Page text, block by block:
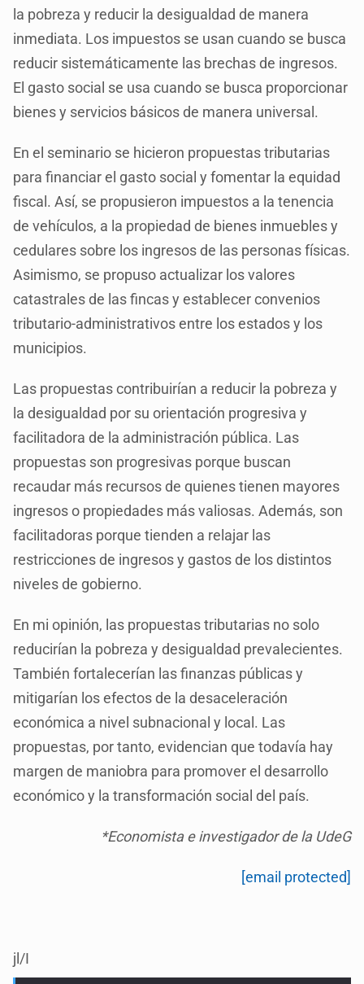
la pobreza y reducir la desigualdad de manera
inmediata. Los impuestos se usan cuando se busca
reducir sistemáticamente las brechas de ingresos.
El gasto social se usa cuando se busca proporcionar
bienes y servicios básicos de manera universal.
En el seminario se hicieron propuestas tributarias
para financiar el gasto social y fomentar la equidad
fiscal. Así, se propusieron impuestos a la tenencia
de vehículos, a la propiedad de bienes inmuebles y
cedulares sobre los ingresos de las personas físicas.
Asimismo, se propuso actualizar los valores
catastrales de las fincas y establecer convenios
tributario-administrativos entre los estados y los
municipios.
Las propuestas contribuirían a reducir la pobreza y
la desigualdad por su orientación progresiva y
facilitadora de la administración pública. Las
propuestas son progresivas porque buscan
recaudar más recursos de quienes tienen mayores
ingresos o propiedades más valiosas. Además, son
facilitadoras porque tienden a relajar las
restricciones de ingresos y gastos de los distintos
niveles de gobierno.
En mi opinión, las propuestas tributarias no solo
reducirían la pobreza y desigualdad prevalecientes.
También fortalecerían las finanzas públicas y
mitigarían los efectos de la desaceleración
económica a nivel subnacional y local. Las
propuestas, por tanto, evidencian que todavía hay
margen de maniobra para promover el desarrollo
económico y la transformación social del país.
*Economista e investigador de la UdeG
[email protected]
jl/I